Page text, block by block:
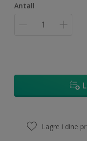
Antall
Lagre i dine